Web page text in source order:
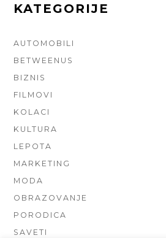
KATEGORIJE
AUTOMOBILI
BETWEENUS
BIZNIS
FILMOVI
KOLACI
KULTURA
LEPOTA
MARKETING
MODA
OBRAZOVANJE
PORODICA
SAVETI